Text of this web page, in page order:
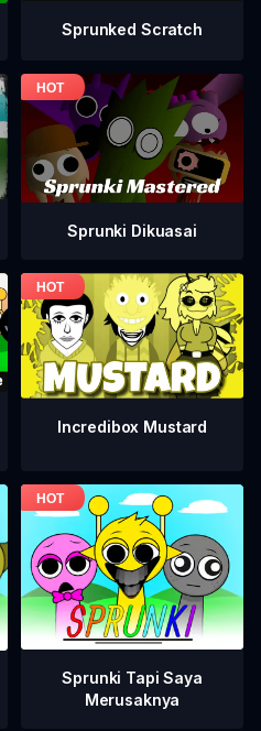
Sprunked Scratch
Sprunki Dikuasai
Incredibox Mustard
Sprunki Tapi Saya
Merusaknya